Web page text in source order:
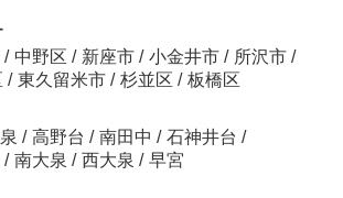
/ 中野区 / 新座市 / 小金井市 / 所沢市 /
/ 東久留米市 / 杉並区 / 板橋区
/ 高野台 / 南田中 / 石神井台 /
/ 南大泉 / 西大泉 / 早宮